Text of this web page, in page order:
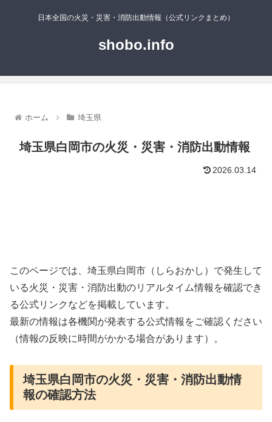
日本全国の火災・災害・消防出動情報（公式リンクまとめ）
shobo.info
ホーム 埼玉県
埼玉県白岡市の火災・災害・消防出動情報
2026.03.14
このページでは、埼玉県白岡市（しらおかし）で発生して
いる火災・災害・消防出動のリアルタイム情報を確認でき
る公式リンクなどを掲載しています。
最新の情報は各機関が発表する公式情報をご確認ください
（情報の反映に時間がかかる場合があります）。
埼玉県白岡市の火災・災害・消防出動情
報の確認方法